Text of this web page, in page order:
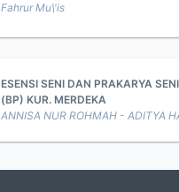
Fahrur Mu\'is
ESENSI SENI DAN PRAKARYA
(BP) KUR. MERDEKA
ANNISA NUR ROHMAH - ADITYA